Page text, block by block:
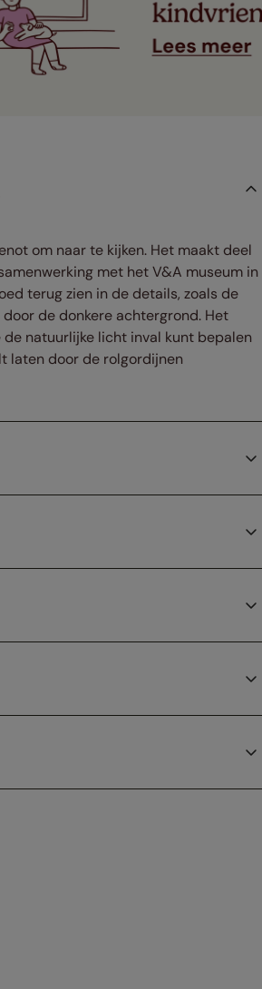
om naar te kijken. Het maakt deel
met het V&A museum in
terug zien in de details, zoals de
de donkere achtergrond. Het
natuurlijke licht inval kunt bepalen
laten door de rolgordijnen